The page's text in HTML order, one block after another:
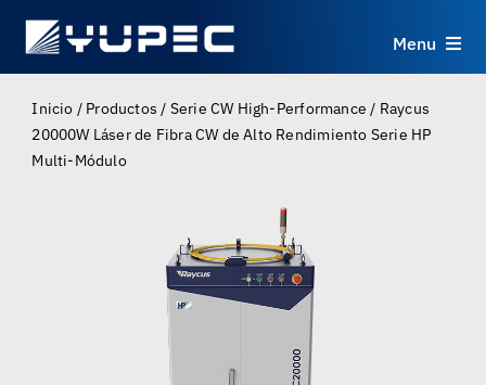
Menu
Productos
Aplicaciones
Recursos
Sobre
Inicio / Productos / Serie CW High-Performance / Raycus
20000W Láser de Fibra CW de Alto Rendimiento Serie HP
Multi-Módulo